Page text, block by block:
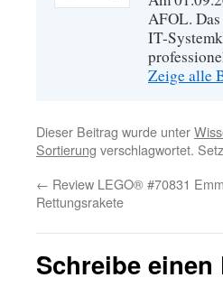
AFOL.
IT-
Zeige alle
Dieser Beitrag wurde unter
Sortierung verschlagwortet.
← Review LEGO® #70831
Rettungsrakete
Schreibe einen